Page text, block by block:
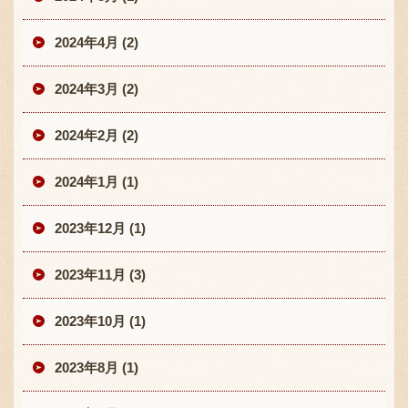
2024年4月 (2)
2024年3月 (2)
2024年2月 (2)
2024年1月 (1)
2023年12月 (1)
2023年11月 (3)
2023年10月 (1)
2023年8月 (1)